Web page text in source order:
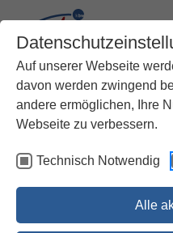
Auf unserer Webseite
davon werden zwingend
andere ermöglichen, Ihre
Webseite zu verbessern.
Technisch Notwendig
Alle